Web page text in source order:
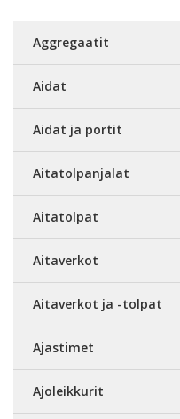
Aggregaatit
Aidat
Aidat ja portit
Aitatolpanjalat
Aitatolpat
Aitaverkot
Aitaverkot ja -tolpat
Ajastimet
Ajoleikkurit